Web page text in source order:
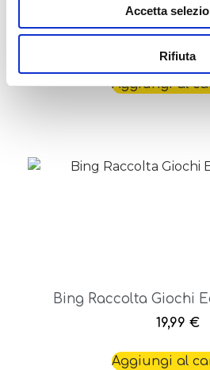
Accetta
Rifiuta
Aggiungi al
Bing Raccolta Giochi
19,99 €
Aggiungi al